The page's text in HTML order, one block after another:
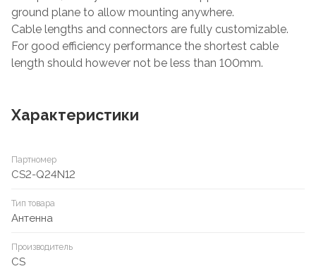
ground plane to allow mounting anywhere.
Cable lengths and connectors are fully customizable.
For good efficiency performance the shortest cable
length should however not be less than 100mm.
Характеристики
Партномер
CS2-Q24N12
Тип товара
Антенна
Производитель
CS